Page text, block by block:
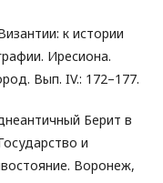
к истории
Иресиона.
Вып. ΙV.: 172–177.
Берит в
и
Воронеж,